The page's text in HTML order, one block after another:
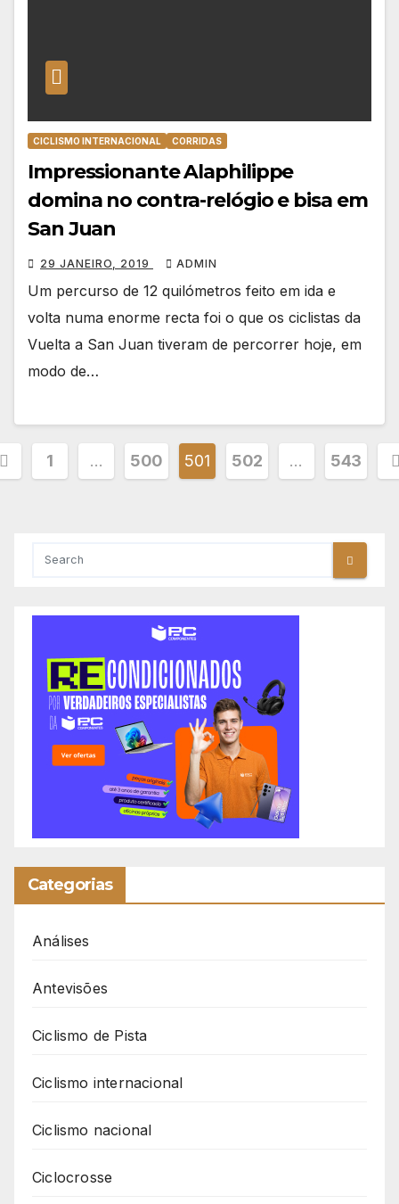
CICLISMO INTERNACIONAL CORRIDAS
Impressionante Alaphilippe
domina no contra-relógio e bisa em
San Juan
29 JANEIRO, 2019 ADMIN
Um percurso de 12 quilómetros feito em ida e
volta numa enorme recta foi o que os ciclistas da
Vuelta a San Juan tiveram de percorrer hoje, em
modo de…
1 … 500 501 502 … 543
Categorias
Análises
Antevisões
Ciclismo de Pista
Ciclismo internacional
Ciclismo nacional
Ciclocrosse